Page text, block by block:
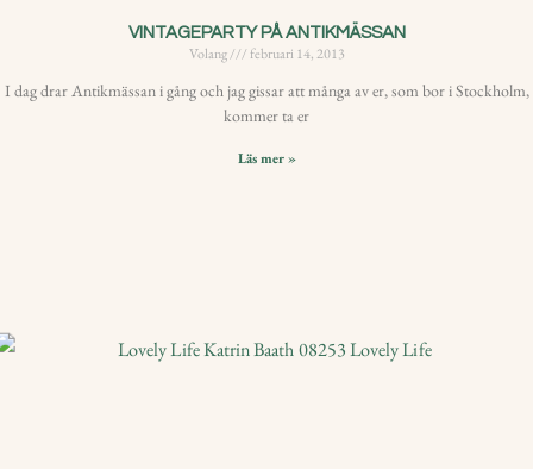
VINTAGEPARTY PÅ ANTIKMÄSSAN
Volang februari 14, 2013
I dag drar Antikmässan i gång och jag gissar att många av er, som bor i Stockholm,
kommer ta er
Läs mer »